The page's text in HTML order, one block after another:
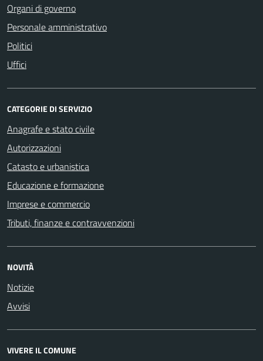
Organi di governo
Personale amministrativo
Politici
Uffici
CATEGORIE DI SERVIZIO
Anagrafe e stato civile
Autorizzazioni
Catasto e urbanistica
Educazione e formazione
Imprese e commercio
Tributi, finanze e contravvenzioni
NOVITÀ
Notizie
Avvisi
VIVERE IL COMUNE